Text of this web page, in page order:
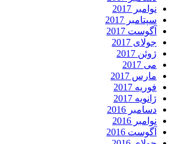
نوامبر 2017
سپتامبر 2017
آگوست 2017
جولای 2017
ژوئن 2017
می 2017
مارس 2017
فوریه 2017
ژانویه 2017
دسامبر 2016
نوامبر 2016
آگوست 2016